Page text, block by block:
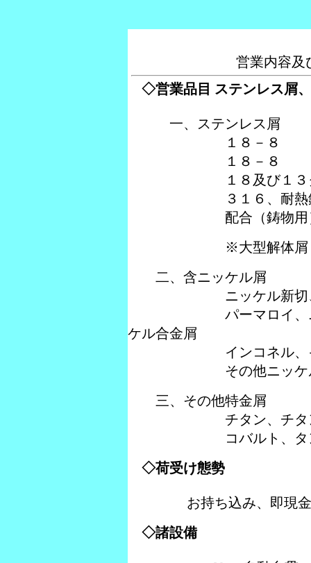
営業内容及
◇営業品目 ステンレス屑
一、ステンレス屑
１８－８ 新切
１８－８ ダ
１８及び１３ク
３１６、耐熱
配合（鋳物用）
※大型解体屑（要解
二、含ニッケル屑
ニッケル新切、
パーマロイ、ニッカ
ケル合金屑
インコネル、イン
その他ニッケルが
三、その他特金屑
チタン、チタン
コバルト、タングス
◇荷受け態勢
お持ち込み、即現金
◇諸設備